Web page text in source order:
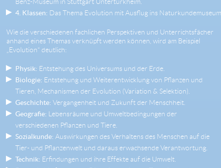
Benz-Museum in Stuttgart Untertürkheim.
4. Klassen: Das Thema Evolution mit Ausflug ins
Wie die verschiedenen fachlichen Perspektiven und Unterrichtsfächer
anhand eines Themas verknüpft werden können, wird am Beispiel
„Evolution“ deutlich:
Physik: Entstehung des Universums und der Erde.
Biologie: Entstehung und Weiterentwicklung von Pflanzen und
Tieren, Mechanismen der Evolution (Variation & Selektion).
Geschichte: Vergangenheit und Zukunft der Menschheit.
Geografie: Lebensräume und Umweltbedingungen der
verschiedenen Pflanzen und Tiere.
Sozialkunde: Auswirkungen des Verhaltens des Menschen auf die
Tier- und Pflanzenwelt und daraus erwachsende Verantwortung.
Technik: Erfindungen und ihre Effekte auf die Umwelt.